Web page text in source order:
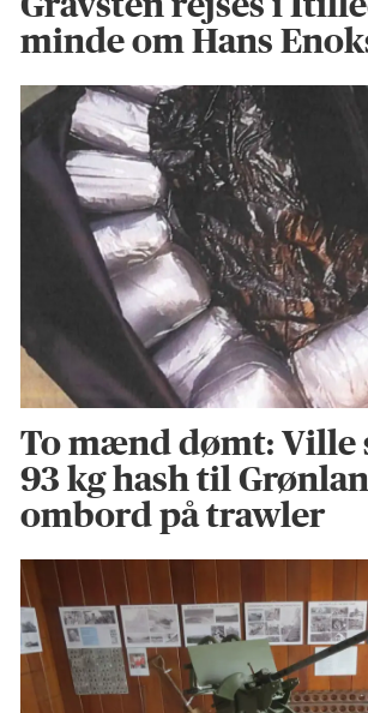
minde om Hans
To mænd dømt: Ville
93 kg hash til
ombord på trawler